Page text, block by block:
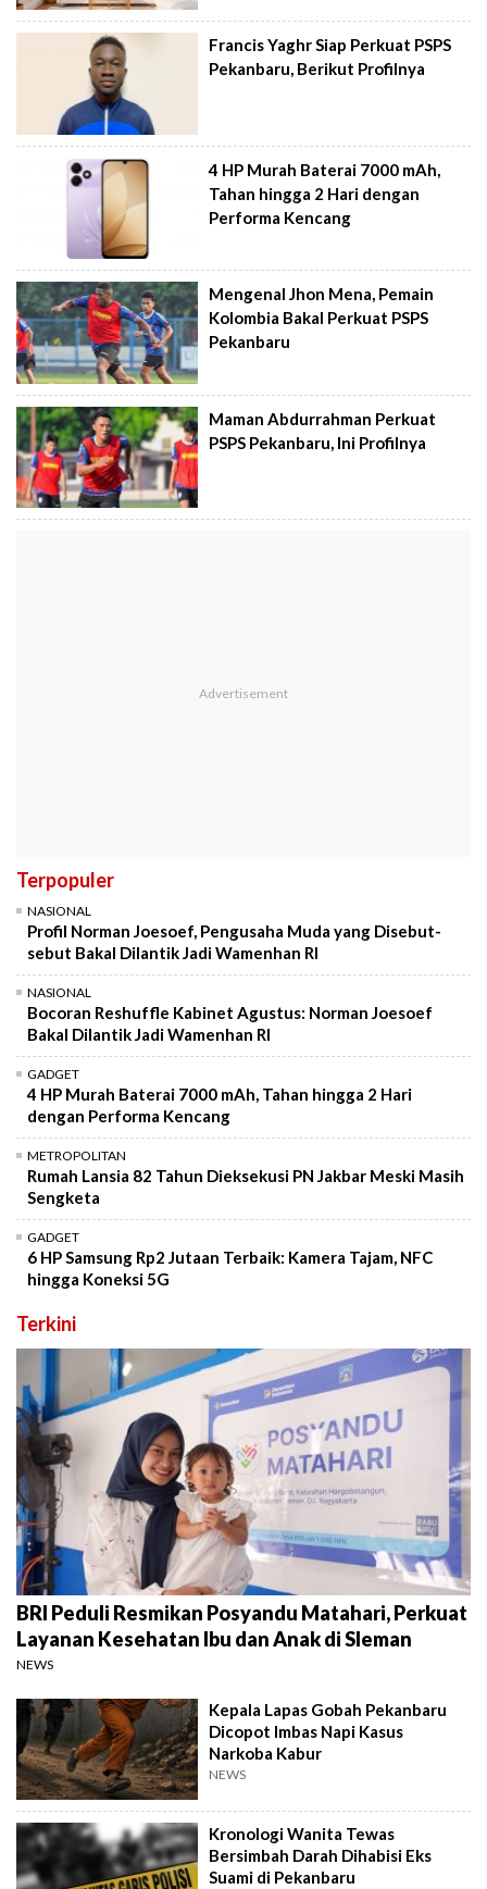
Francis Yaghr Siap Perkuat PSPS
Pekanbaru, Berikut Profilnya
4 HP Murah Baterai 7000 mAh,
Tahan hingga 2 Hari dengan
Performa Kencang
Mengenal Jhon Mena, Pemain
Kolombia Bakal Perkuat PSPS
Pekanbaru
Maman Abdurrahman Perkuat
PSPS Pekanbaru, Ini Profilnya
Terpopuler
NASIONAL
Profil Norman Joesoef, Pengusaha Muda yang Disebut-
sebut Bakal Dilantik Jadi Wamenhan RI
NASIONAL
Bocoran Reshuffle Kabinet Agustus: Norman Joesoef
Bakal Dilantik Jadi Wamenhan RI
GADGET
4 HP Murah Baterai 7000 mAh, Tahan hingga 2 Hari
dengan Performa Kencang
METROPOLITAN
Rumah Lansia 82 Tahun Dieksekusi PN Jakbar Meski Masih
Sengketa
GADGET
6 HP Samsung Rp2 Jutaan Terbaik: Kamera Tajam, NFC
hingga Koneksi 5G
Terkini
BRI Peduli Resmikan Posyandu Matahari, Perkuat
Layanan Kesehatan Ibu dan Anak di Sleman
NEWS
Kepala Lapas Gobah Pekanbaru
Dicopot Imbas Napi Kasus
Narkoba Kabur
NEWS
Kronologi Wanita Tewas
Bersimbah Darah Dihabisi Eks
Suami di Pekanbaru